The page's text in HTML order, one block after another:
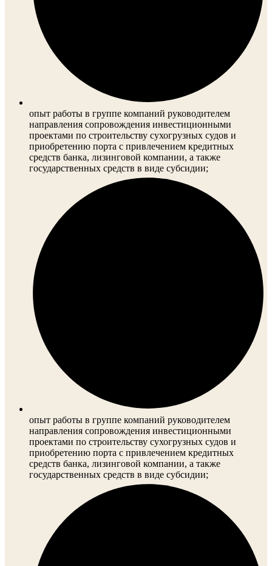
опыт работы в группе компаний руководителем
направления сопровождения инвестиционными
проектами по строительству сухогрузных судов и
приобретению порта с привлечением кредитных
средств банка, лизинговой компании, а также
государственных средств в виде субсидии;
опыт работы в группе компаний руководителем
направления сопровождения инвестиционными
проектами по строительству сухогрузных судов и
приобретению порта с привлечением кредитных
средств банка, лизинговой компании, а также
государственных средств в виде субсидии;